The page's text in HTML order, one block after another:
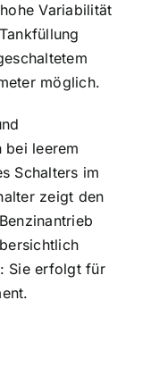
Variabilität
möglich.
bei leerem
Schalters im
zeigt den
Sie erfolgt für